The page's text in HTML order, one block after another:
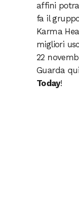
affini
fa il
Karma
migliori
22
Guarda
Today!